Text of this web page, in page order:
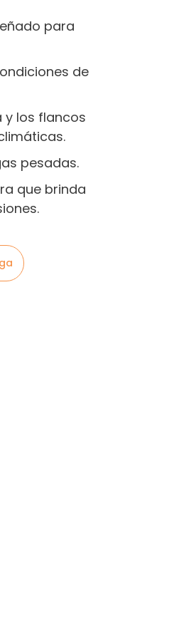
para
de
y los flancos
pesadas.
que brinda